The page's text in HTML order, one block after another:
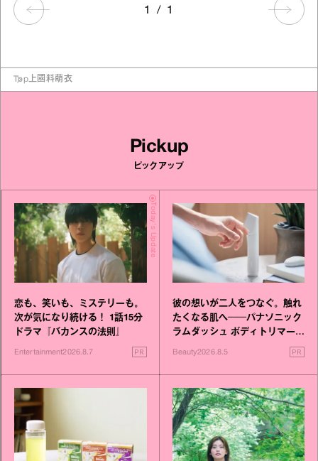
1 / 1
Top 上國料萌衣
Pickup
ピックアップ
Today's Update
恋も、笑いも、ミステリーも。
次が気になり続ける！ 1話15分
ドラマ『バカンスの法則』
Entertainment2026.8.7 PR
彼の想いが二人をつなぐ。触れ
たくなる肌へ──パナソニック
ラムダッシュ ボディトリマーが
Beauty2026.8.5 PR